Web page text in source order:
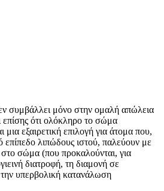
συμβάλλει μόνο στην ομαλή απώλεια
επίσης ότι ολόκληρο το σώμα
μια εξαιρετική επιλογή για άτομα που,
λιπώδους ιστού, παλεύουν με
στο σώμα (που προκαλούνται, για
διατροφή, τη διαμονή σε
υπερβολική κατανάλωση